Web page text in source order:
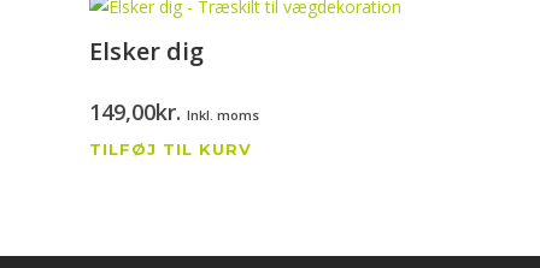
Elsker dig
149,00kr. Inkl. moms
TILFØJ TIL KURV